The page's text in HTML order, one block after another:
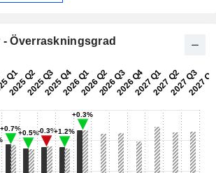
Överraskningsgrad